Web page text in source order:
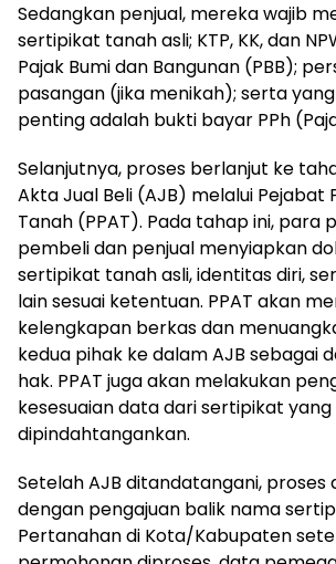
Sedangkan penjual, mereka wajib
sertipikat tanah asli; KTP, KK, dan
Pajak Bumi dan Bangunan (PBB);
pasangan (jika menikah); serta
penting adalah bukti bayar PPh
Selanjutnya, proses berlanjut ke
Akta Jual Beli (AJB) melalui Pejabat
Tanah (PPAT). Pada tahap ini, para
pembeli dan penjual menyiapkan
sertipikat tanah asli, identitas diri,
lain sesuai ketentuan. PPAT akan
kelengkapan berkas dan
kedua pihak ke dalam AJB sebagai
hak. PPAT juga akan melakukan
kesesuaian data dari sertipikat
dipindahtangankan.
Setelah AJB ditandatangani, proses
dengan pengajuan balik nama
Pertanahan di Kota/Kabupaten